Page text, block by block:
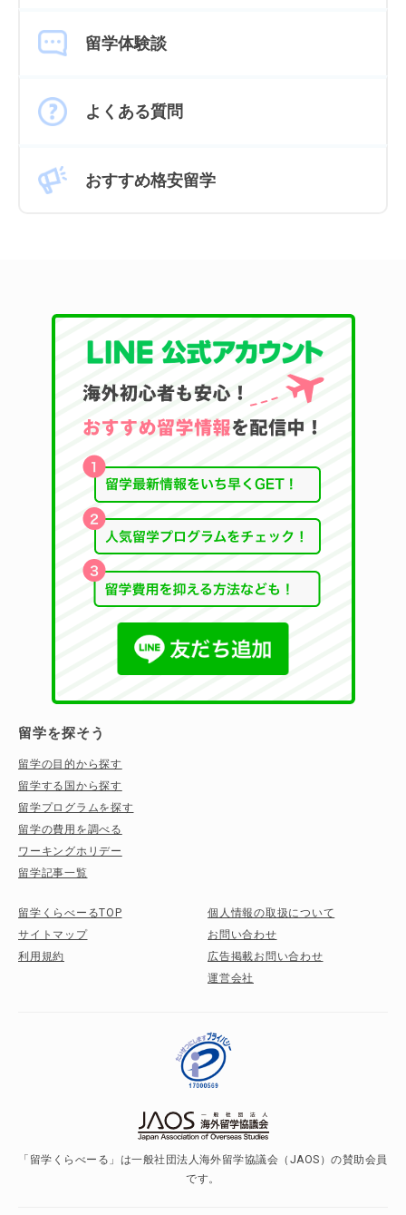
留学体験談
よくある質問
おすすめ格安留学
留学を探そう
留学の目的から探す
留学する国から探す
留学プログラムを探す
留学の費用を調べる
ワーキングホリデー
留学記事一覧
留学くらべーるTOP
サイトマップ
利用規約
個人情報の取扱について
お問い合わせ
広告掲載お問い合わせ
運営会社
「留学くらべーる」は一般社団法人海外留学協議会（JAOS）の賛助会員
です。